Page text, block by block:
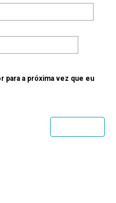
para a próxima vez que eu